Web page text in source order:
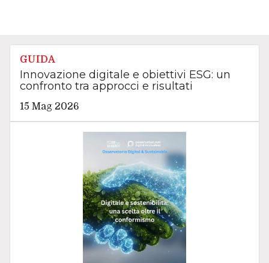
GUIDA
Innovazione digitale e obiettivi ESG: un
confronto tra approcci e risultati
15 Mag 2026